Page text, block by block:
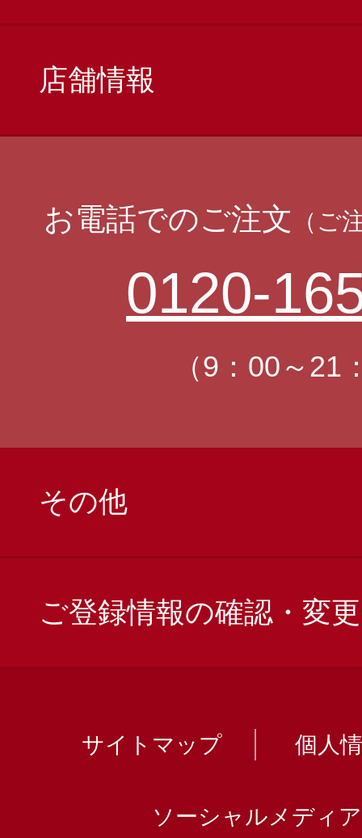
店舗情報
お電話でのご注文 （ご
0120-
（9：00～21
その他
ご登録情報の確認・変更
サイトマップ 個人
ソーシャルメディ